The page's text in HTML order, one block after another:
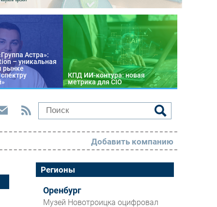
Астра»:
– уникальная
рынке
КПД ИИ-контура: новая
метрика для CIO
РАЗДЕЛЫ
Новости
Аналитика
Добавить компанию
Регионы
Оренбург
Музей Новотроицка оцифровал